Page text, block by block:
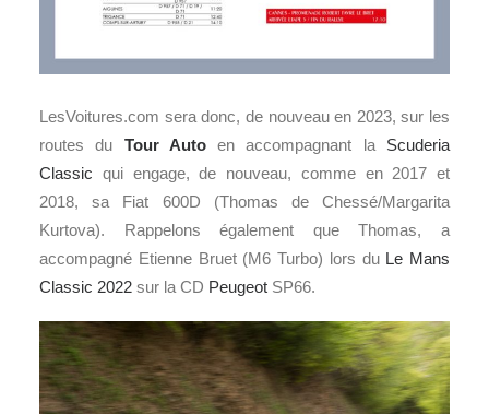
LesVoitures.com sera donc, de nouveau en 2023, sur les
routes du Tour Autoen accompagnant la Scuderia
Classic qui engage, de nouveau, comme en 2017 et
2018, sa Fiat 600D (Thomas de Chessé/Margarita
Kurtova). Rappelons également que Thomas, a
accompagné Etienne Bruet (M6 Turbo) lors du Le Mans
Classic 2022 sur la CD Peugeot SP66.